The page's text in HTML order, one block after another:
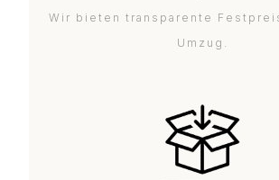
Wir bieten transparente
Umzug.